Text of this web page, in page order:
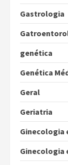
Gastrologia
genética
Genética
Geral
Geriatria
Ginecologia
Ginecologia